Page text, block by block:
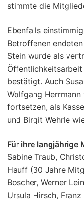
stimmte die
Ebenfalls
Betroffenen
Stein wurde als
bestätigt. Auch
Wolfgang
fortsetzen, als
und Birgit Wehrle
Für ihre langjährige
Sabine Traub,
Hauff (30 Jahre
Boscher, Werner
Ursula Hirsch,